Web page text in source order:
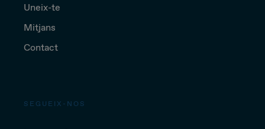
Uneix-te
Mitjans
Contact
SEGUEIX-NOS